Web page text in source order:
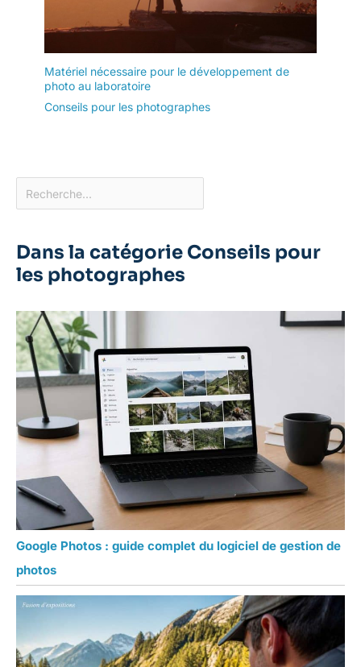
Matériel nécessaire pour le développement de
photo au laboratoire
Conseils pour les photographes
Dans la catégorie Conseils pour
les photographes
Google Photos : guide complet du logiciel de gestion de
photos